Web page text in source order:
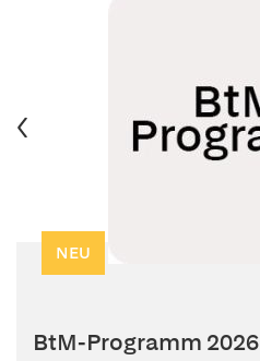
NEU
BtM-Programm 2026